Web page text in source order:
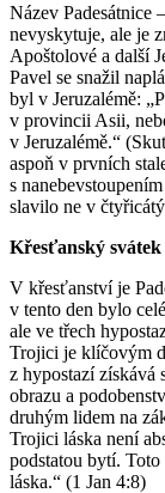
Název Padesátnice
nevyskytuje, ale je
Apoštolové a další
Pavel se snažil
byl v Jeruzalémě:
v provincii Asii,
v Jeruzalémě.“
aspoň v prvních
s
slavilo ne v
Křesťanský svátek
V křesťanství je
v tento den bylo
ale ve třech
Trojici je klíčovým
z hypostazí získává
obrazu a
druhým lidem na
Trojici láska není
podstatou bytí.
láska.“ (1 Jan 4:8)